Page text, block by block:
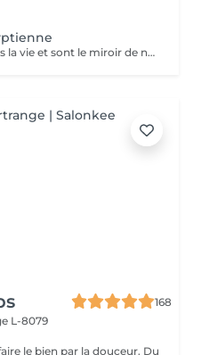
Nos pieds nous portent à travers la vie et sont le miroir de notre santé. Le massage égyptien de la réflexologie remonte à 2330 avant J.-C. selon des inscriptions qui ont été retrouvées montrant d'anciens égyptiens pratiquant ce type de traitement médical. Le massage des pieds soulage les tensions et favorise l'auto-guérison.
168
L-8079
le bien par la douceur. Du